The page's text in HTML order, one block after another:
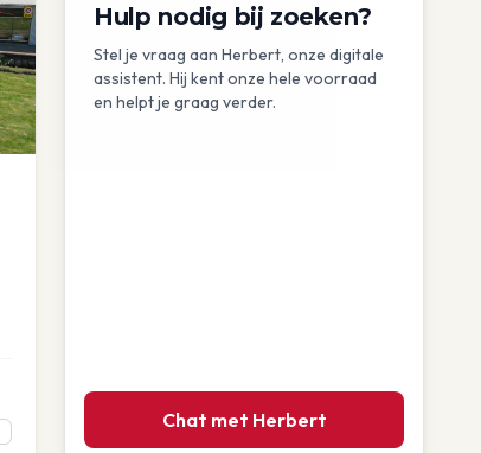
Hulp nodig bij zoeken?
Stel je vraag aan Herbert, onze digitale
assistent. Hij kent onze hele voorraad
en helpt je graag verder.
Chat met Herbert